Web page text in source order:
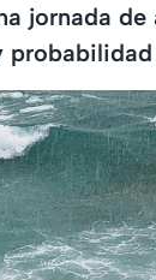
jornada